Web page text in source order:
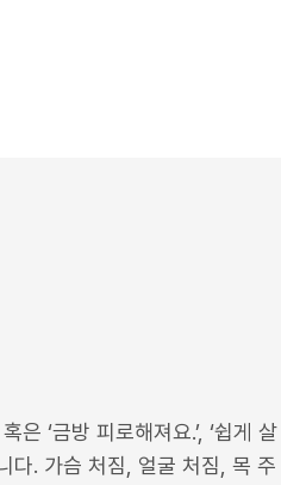
‘금방 피로해져요.’, ‘쉽게 살
다. 가슴 처짐, 얼굴 처짐, 목 주